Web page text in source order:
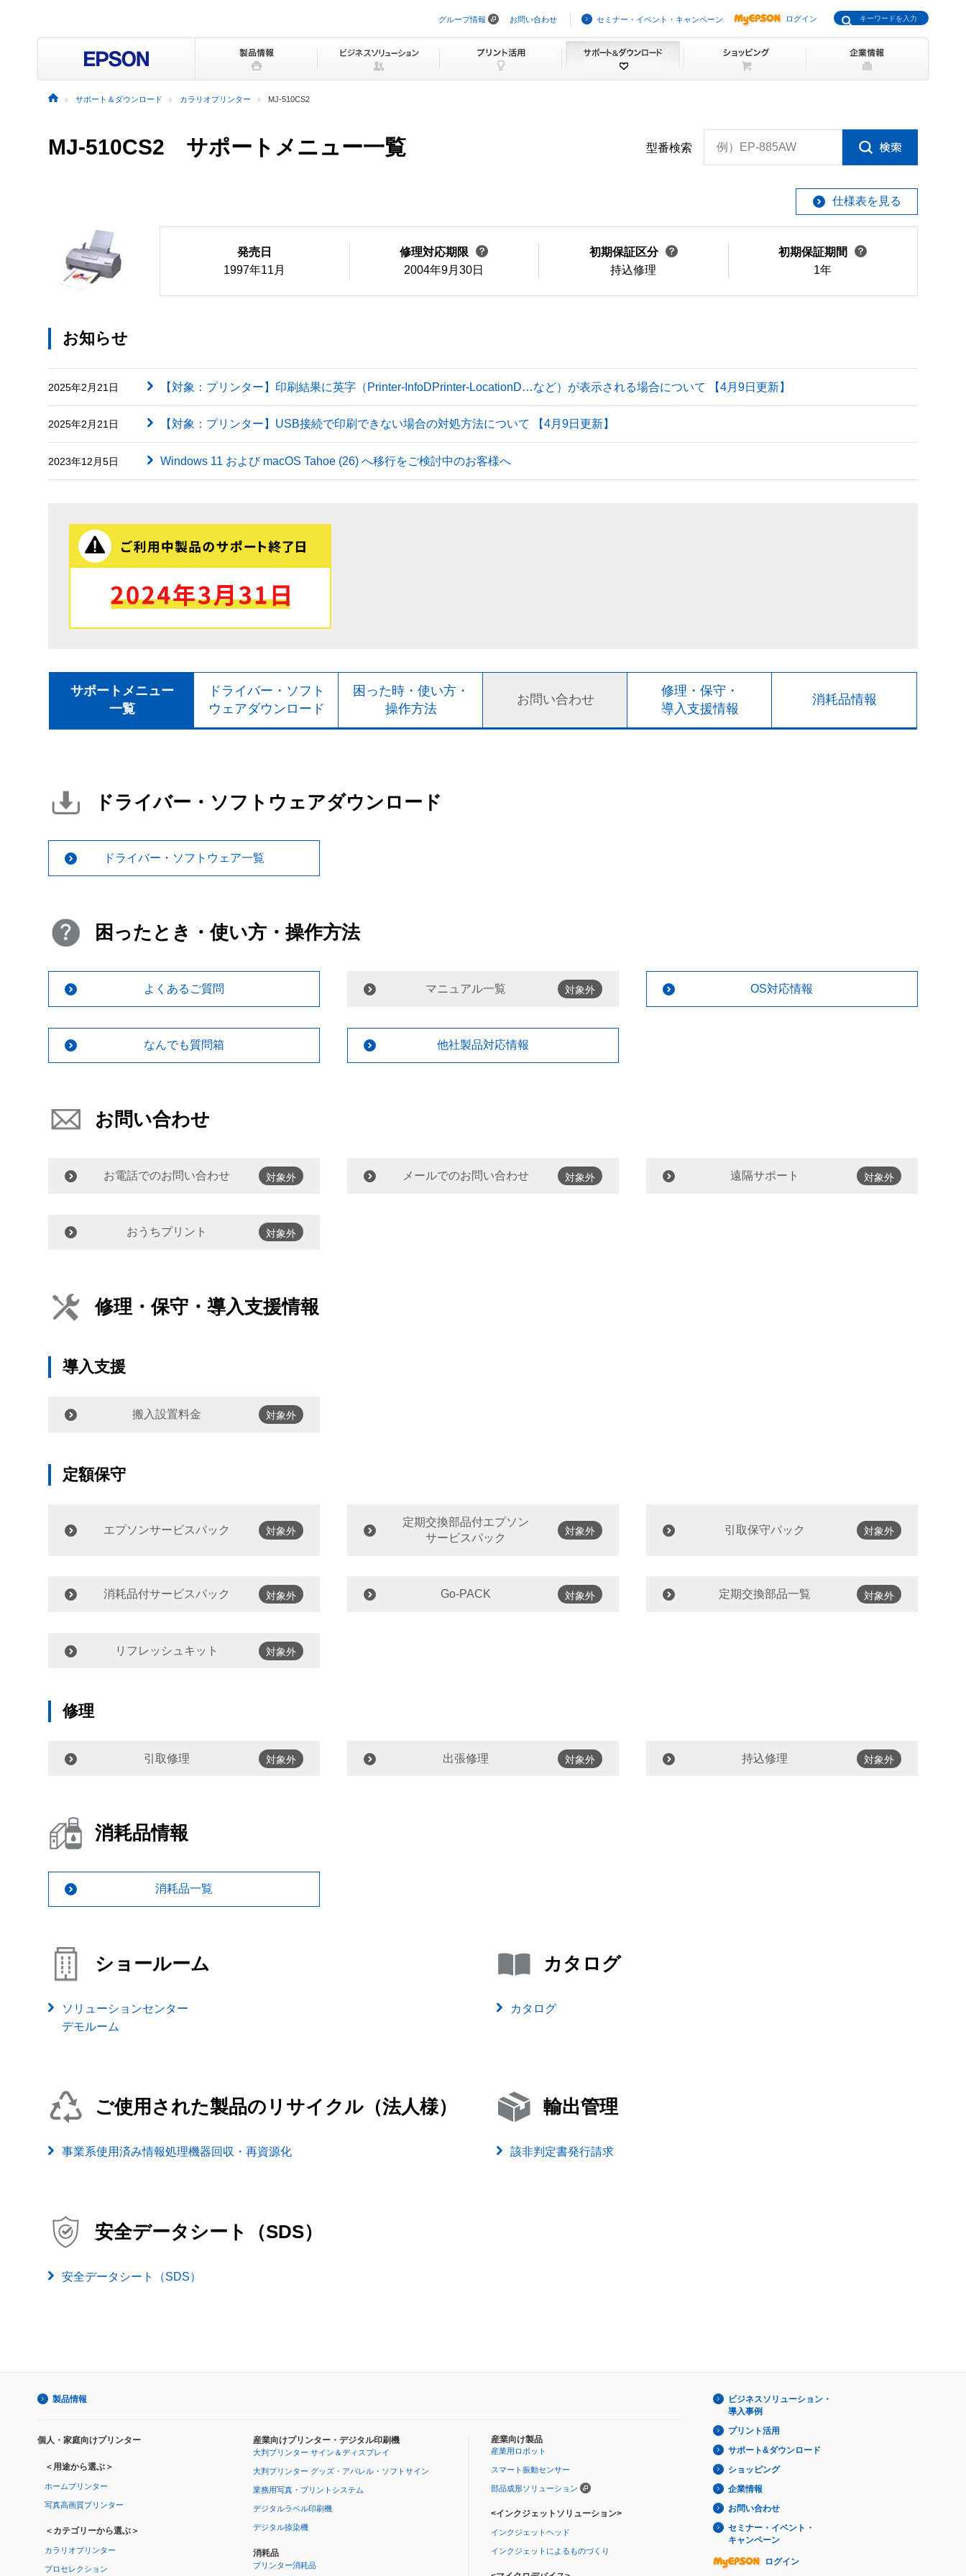
ビ
ョ
グループ情報 お問い合わせ セミナー・イベント・キャンペーン ログイン
サポート＆ダウンロード カラリオプリンター MJ-510CS2
MJ-510CS2 サポートメニュー一覧 型番検索 例）EP-885AW
仕様表を見る
発売日
1997年11月
修理対応期限
2004年9月30日
初期保証区分
持込修理
初期保証期間
1年
お知らせ
2025年2月21日 【対象：プリンター】印刷結果に英字（Printer-InfoDPrinter-LocationD…など）が表示される場合について 【4月9日更新】
2025年2月21日 【対象：プリンター】USB接続で印刷できない場合の対処方法について 【4月9日更新】
2023年12月5日 Windows 11 および macOS Tahoe (26) へ移行をご検討中のお客様へ
サポートメニュー
一覧
ドライバー・ソフト
ウェアダウンロード
困った時・使い方・
操作方法
お問い合わせ
修理・保守・
導入支援情報
消耗品情報
ドライバー・ソフトウェアダウンロード
ドライバー・ソフトウェア一覧
困ったとき・使い方・操作方法
よくあるご質問 マニュアル一覧 対象外 OS対応情報
なんでも質問箱 他社製品対応情報
お問い合わせ
お電話でのお問い合わせ 対象外 メールでのお問い合わせ 対象外 遠隔サポート 対象外
おうちプリント 対象外
修理・保守・導入支援情報
導入支援
搬入設置料金 対象外
定額保守
エプソンサービスパック 対象外
定期交換部品付エプソン
サービスパック
対象外 引取保守パック 対象外
消耗品付サービスパック 対象外 Go-PACK 対象外 定期交換部品一覧 対象外
リフレッシュキット 対象外
修理
引取修理 対象外 出張修理 対象外 持込修理 対象外
消耗品情報
消耗品一覧
ショールーム
ソリューションセンター
デモルーム
カタログ
カタログ
ご使用された製品のリサイクル（法人様）
事業系使用済み情報処理機器回収・再資源化
輸出管理
該非判定書発行請求
安全データシート（SDS）
安全データシート（SDS）
製品情報
個人・家庭向けプリンター
＜用途から選ぶ＞
ホームプリンター
写真高画質プリンター
＜カテゴリーから選ぶ＞
カラリオプリンター
プロセレクション
産業向けプリンター・デジタル印刷機
大判プリンター サイン＆ディスプレイ
大判プリンター グッズ・アパレル・ソフトサイン
業務用写真・プリントシステム
デジタルラベル印刷機
デジタル捺染機
消耗品
プリンター消耗品
産業向け製品
産業用ロボット
スマート振動センサー
部品成形ソリューション
<インクジェットソリューション>
インクジェットヘッド
インクジェットによるものづくり
ビジネスソリューション・
導入事例
プリント活用
サポート&ダウンロード
ショッピング
企業情報
お問い合わせ
セミナー・イベント・
キャンペーン
ログイン